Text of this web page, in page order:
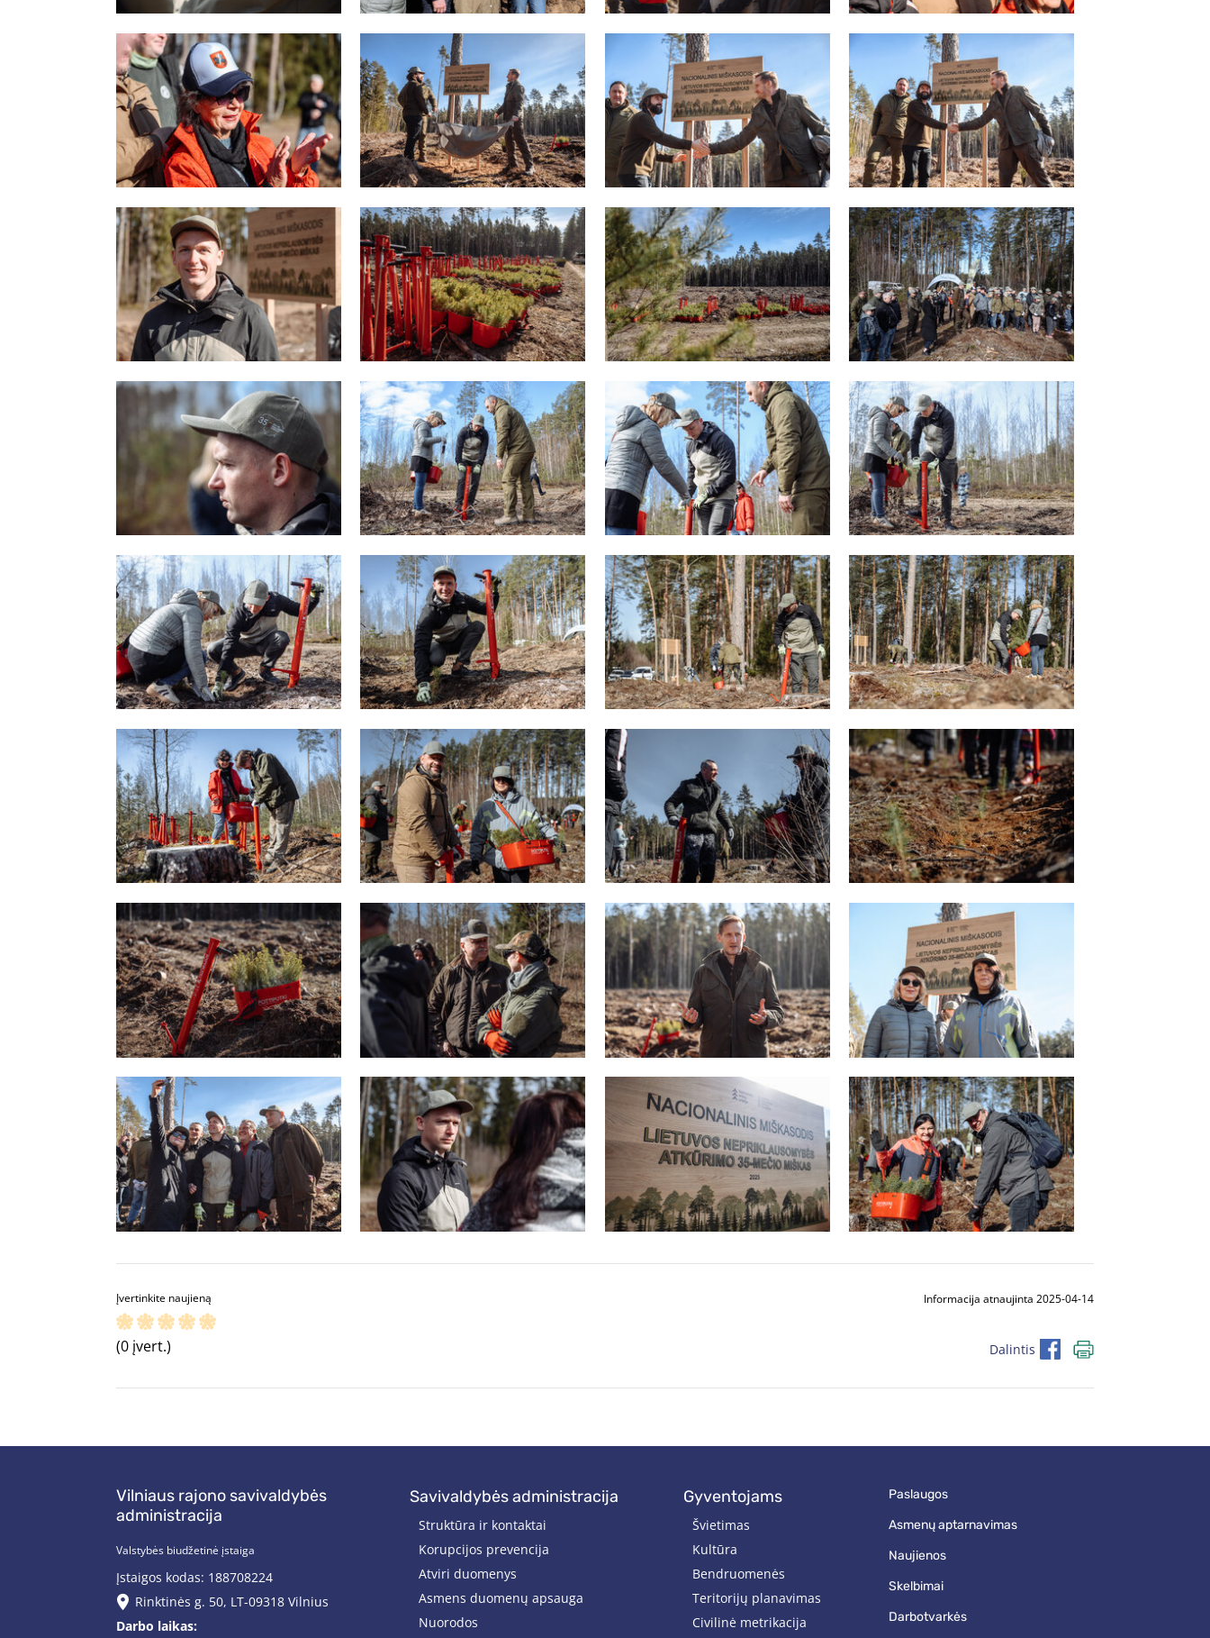
Įvertinkite naujieną
(0 įvert.)
Informacija atnaujinta 2025-04-14
Dalintis
Vilniaus rajono savivaldybės
administracija
Valstybės biudžetinė įstaiga
Įstaigos kodas: 188708224
Rinktinės g. 50, LT-09318 Vilnius
Darbo laikas:
savivaldybės administracija
Struktūra ir kontaktai
Korupcijos prevencija
Atviri duomenys
Asmens duomenų apsauga
Nuorodos
gyventojams
Švietimas
Kultūra
Bendruomenės
Teritorijų planavimas
Civilinė metrikacija
paslaugos
asmenų aptarnavimas
naujienos
skelbimai
darbotvarkės